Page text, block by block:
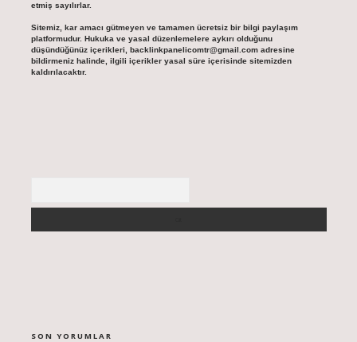
etmiş sayılırlar.
Sitemiz, kar amacı gütmeyen ve tamamen ücretsiz bir bilgi paylaşım
platformudur. Hukuka ve yasal düzenlemelere aykırı olduğunu
düşündüğünüz içerikleri, backlinkpanelicomtr@gmail.comadresine
bildirmeniz halinde, ilgili içerikler yasal süre içerisinde sitemizden
kaldırılacaktır.
SON YORUMLAR